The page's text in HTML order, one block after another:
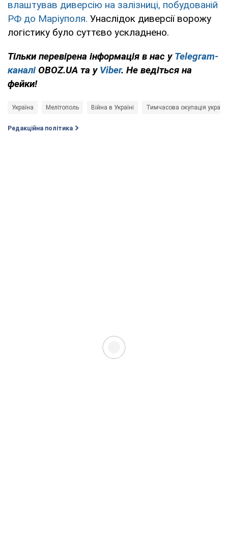
влаштував диверсію на залізниці, побудованій
РФ до Маріуполя. Унаслідок диверсії ворожу
логістику було суттєво ускладнено.
Тільки перевірена інформація в нас у Telegram-
каналі OBOZ.UA та у Viber. Не ведіться на
фейки!
Україна Мелітополь Війна в Україні Тимчасова окупація
Редакційна політика